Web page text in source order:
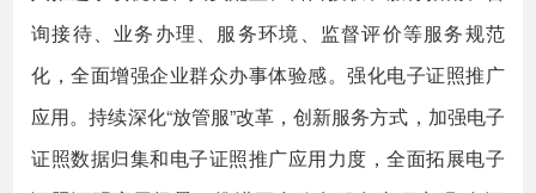
询接待、业务办理、服务环境、监督评价等服务规范
化，全面增强企业群众办事体验感。强化电子证照推广
应用。持续深化“放管服”改革，创新服务方式，加强电子
证照数据归集和电子证照推广应用力度，全面拓展电子